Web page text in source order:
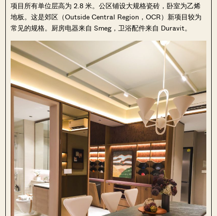
项目所有单位层高为 2.8 米。公区铺设大规格瓷砖，卧室为乙烯
地板。这是郊区（Outside Central Region，OCR）新项目较为
常见的规格。厨房电器来自 Smeg，卫浴配件来自 Duravit。